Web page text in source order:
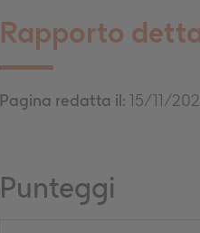
Rapporto
Pagina redatta il: 15/11/
Punteggi